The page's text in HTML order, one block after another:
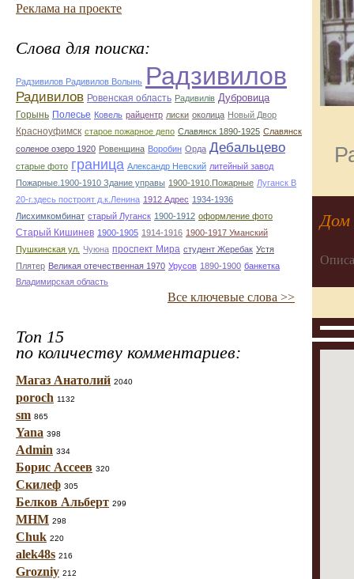
Реклама на проекте
Слова для поиска:
Радзивилов Радивилов Волынь Радзивилов
Радивилов Ровенская область Радивилiв Дубровица
Горынь Полесье Ковель райцентр лиски околица Новый Двор
Красноуфимск старое пожарное депо Славянск 1890-1925 Славянск
соленое озеро 1920 Ровенщина Воробин Орда Дебальцево
старые фото граница Александр Невский литейный завод
Пожарные.1900-1910 Здание управы 1900-1910.Пожарные Луганск В
20-г.здесь построят д.к.Ленина 1912 Адрес 1934-1936
Лисхимкомбинат старый Луганск 1900-1912 оформление фото
Старый Кишинев 1900-1905 1914-1916 1900-1917 Уманский
Пушкинская ул.
Чуюна проспект Мира студент Жеребак Устя
Плятер Великая отечественная 1970 Урусов 1890-1900 банкетка
Владимирская область
Все ключевые слова >>
Топ 15
по количеству комментариев:
Магаз Анатолий 2040
poroch 1132
sm 865
Yana 398
Admin 334
Борис Ассеев 320
Скилеф 305
Белков Альберт 299
МНМ 298
Chuk 220
alek48s 216
Grozniy 212
Дом